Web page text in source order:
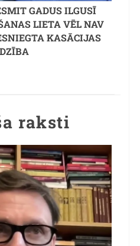
GADUS ILGUSĪ
LIETA VĒL NAV
KASĀCIJAS
raksti